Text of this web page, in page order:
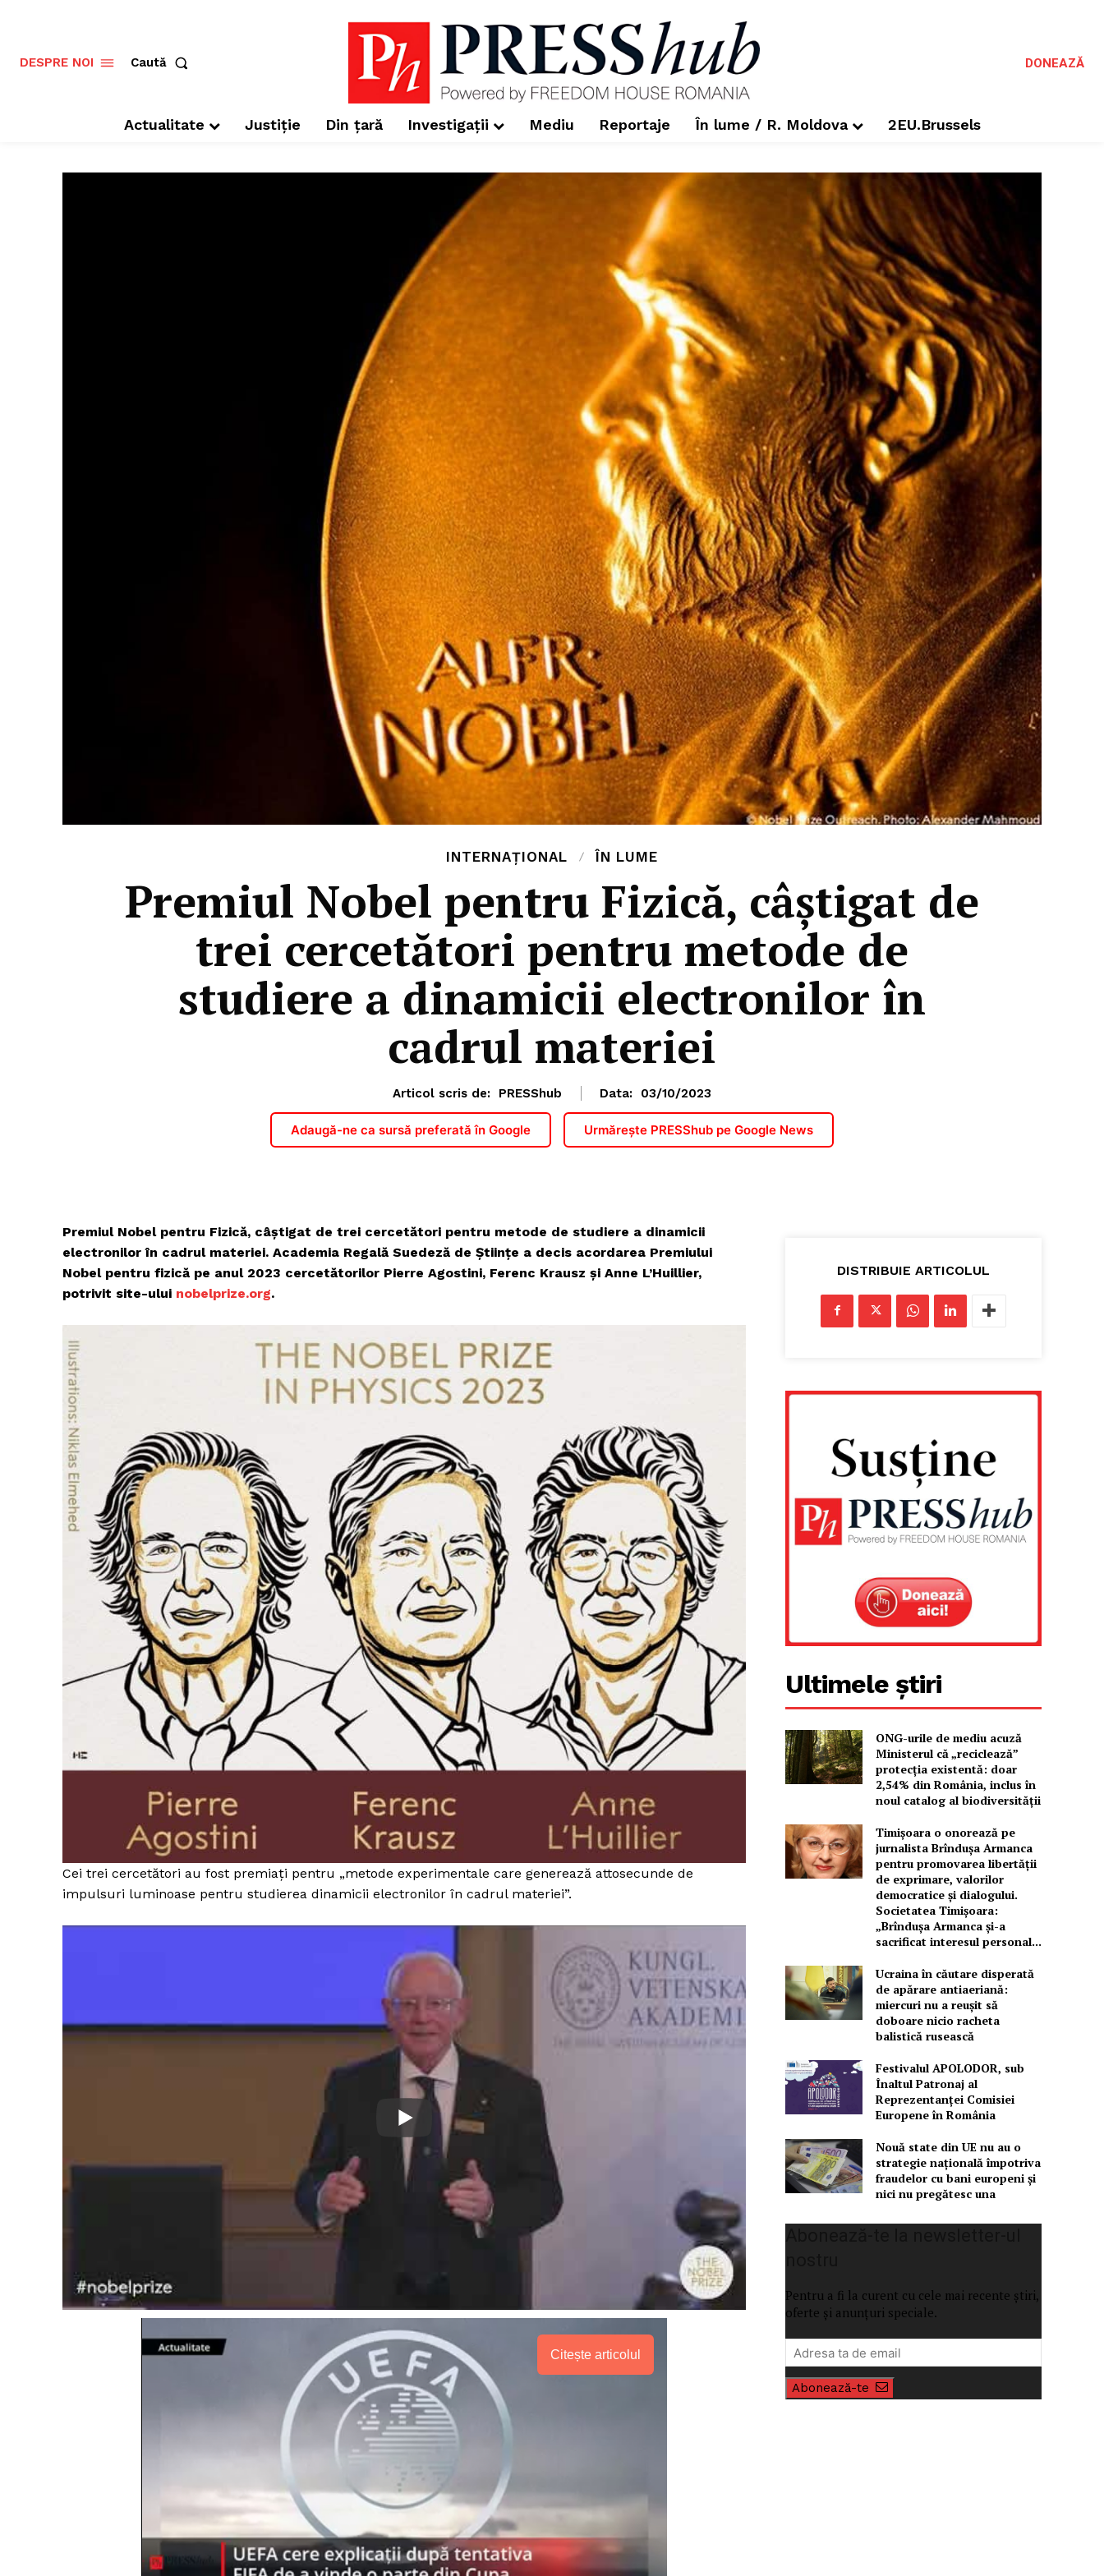
ROMÂNIA
PRESShub
Despre noi / Echipa
Proiecte editoriale
Rețea
Contact
DESPRE NOI Caută DONEAZĂ
Actualitate Justiție Din țară Investigații Mediu Reportaje În lume / R. Moldova 2EU.Brussels
INTERNAȚIONAL ÎN LUME
Premiul Nobel pentru Fizică, câștigat de
trei cercetători pentru metode de
studiere a dinamicii electronilor în
cadrul materiei
Articol scris de: PRESShub Data: 03/10/2023
Adaugă-ne ca sursă preferată în Google Urmărește PRESShub pe Google News
Premiul Nobel pentru Fizică, câștigat de trei cercetători pentru metode de studiere a dinamicii
electronilor în cadrul materiei. Academia Regală Suedeză de Științe a decis acordarea Premiului
Nobel pentru fizică pe anul 2023 cercetătorilor Pierre Agostini, Ferenc Krausz şi Anne L’Huillier,
potrivit site-ului nobelprize.org.
Cei trei cercetători au fost premiaţi pentru „metode experimentale care generează attosecunde de
impulsuri luminoase pentru studierea dinamicii electronilor în cadrul materiei”.
Citește articolul
DISTRIBUIE ARTICOLUL
Ultimele știri
ONG-urile de mediu acuză
Ministerul că „reciclează”
protecția existentă: doar
2,54% din România, inclus în
noul catalog al biodiversității
Timișoara o onorează pe
jurnalista Brîndușa Armanca
pentru promovarea libertății
de exprimare, valorilor
democratice și dialogului.
Societatea Timișoara:
„Brîndușa Armanca și-a
sacrificat interesul personal...
Ucraina în căutare disperată
de apărare antiaeriană:
miercuri nu a reușit să
doboare nicio racheta
balistică rusească
Festivalul APOLODOR, sub
Înaltul Patronaj al
Reprezentanței Comisiei
Europene în România
Nouă state din UE nu au o
strategie națională împotriva
fraudelor cu bani europeni și
nici nu pregătesc una
Pentru a fi la curent cu cele mai recente știri,
oferte și anunțuri speciale.
Abonează-te